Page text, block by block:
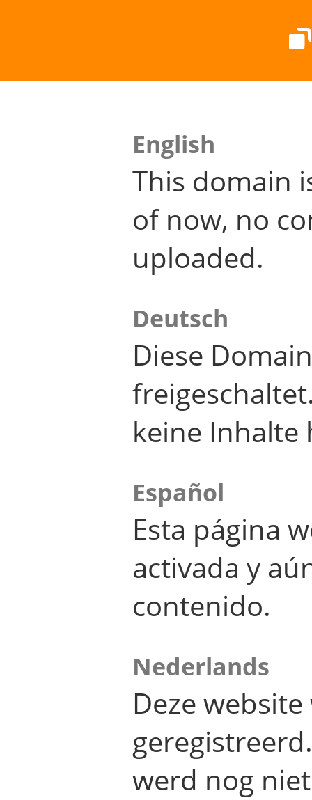
English
This domain
of now, no
uploaded.
Deutsch
Diese
keine Inhalte
Español
Esta página
activada y
contenido.
Nederlands
Deze
werd nog